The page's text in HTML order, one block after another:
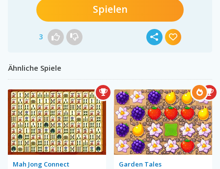
Spielen
3
Ähnliche Spiele
Mah Jong Connect Garden Tales